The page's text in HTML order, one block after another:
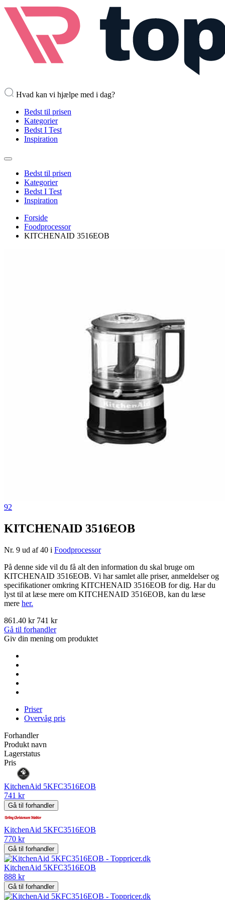
Hvad kan vi hjælpe med i dag?
Bedst til prisen
Kategorier
Bedst I Test
Inspiration
Bedst til prisen
Kategorier
Bedst I Test
Inspiration
Forside
Foodprocessor
KITCHENAID 3516EOB
92
KITCHENAID 3516EOB
Nr. 9 ud af 40 i Foodprocessor
På denne side vil du få alt den information du skal bruge om
KITCHENAID 3516EOB. Vi har samlet alle priser, anmeldelser og
specifikationer omkring KITCHENAID 3516EOB for dig. Har du
lyst til at læse mere om KITCHENAID 3516EOB, kan du læse
mere her.
861.40 kr 741 kr
Gå til forhandler
Giv din mening om produktet
Priser
Overvåg pris
Forhandler
Produkt navn
Lagerstatus
Pris
KitchenAid 5KFC3516EOB
741 kr
Gå til forhandler
KitchenAid 5KFC3516EOB
770 kr
Gå til forhandler
KitchenAid 5KFC3516EOB
888 kr
Gå til forhandler